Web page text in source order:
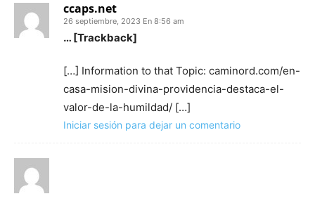
ccaps.net
26 septiembre, 2023 En 8:56 am
… [Trackback]
[…] Information to that Topic: caminord.com/en-
casa-mision-divina-providencia-destaca-el-
valor-de-la-humildad/ […]
Iniciar sesión para dejar un comentario